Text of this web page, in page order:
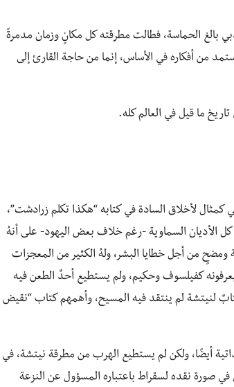
بالغ الحماسة، فطالت مطرقته كل مكانٍ وزمان مدمرةً
من أفكاره في الأساس، إنما من حاجة القارئ إلى
ما قيل في العالم كله.
لأخلاق السادة في كتابه “هكذا تكلم زرادشت”،
كل الأديان السماوية -رغم خلاف بعض اليهود- على أنهُ
ومضحٍ من أجل خطايا البشر، ولهُ الكثير من المعجزات
كفيلسوف وحكيم، ولم يستطيع أحدٌ الطعن فيه
لنيتشة لم ينتقد فيه المسيح، وأهمهم كتاب “نقيض
أيضًا، ولكن لم يستطيع الهرب من مطرقة نيتشة، في
صورة نقده لسقراط باعتباره المسؤول عن النزعة